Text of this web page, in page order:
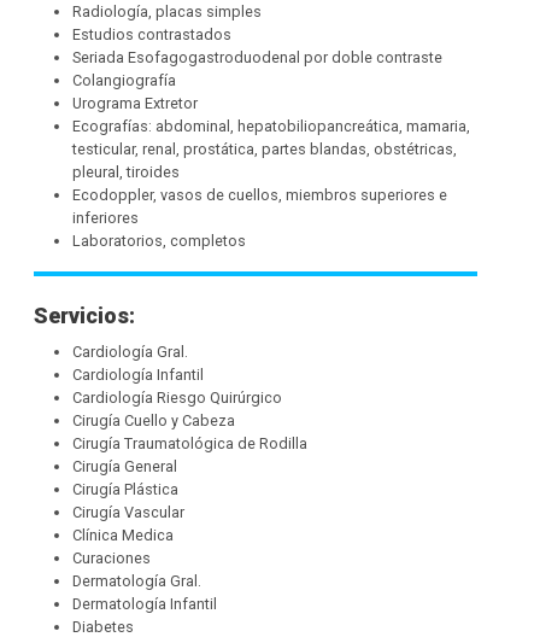
Radiología, placas simples
Estudios contrastados
Seriada Esofagogastroduodenal por doble contraste
Colangiografía
Urograma Extretor
Ecografías: abdominal, hepatobiliopancreática, mamaria,
testicular, renal, prostática, partes blandas, obstétricas,
pleural, tiroides
Ecodoppler, vasos de cuellos, miembros superiores e
inferiores
Laboratorios, completos
Servicios:
Cardiología Gral.
Cardiología Infantil
Cardiología Riesgo Quirúrgico
Cirugía Cuello y Cabeza
Cirugía Traumatológica de Rodilla
Cirugía General
Cirugía Plástica
Cirugía Vascular
Clínica Medica
Curaciones
Dermatología Gral.
Dermatología Infantil
Diabetes